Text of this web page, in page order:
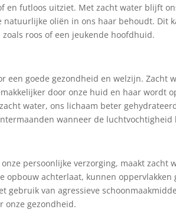
en futloos uitziet. Met zacht water blijft
natuurlijke oliën in ons haar behoudt. Dit
roos of een jeukende hoofdhuid.
een goede gezondheid en welzijn. Zacht
door onze huid en haar wordt
water, ons lichaam beter
wanneer de luchtvochtigheid
persoonlijke verzorging, maakt zacht
opbouw achterlaat, kunnen
gebruik van agressieve
onze gezondheid.